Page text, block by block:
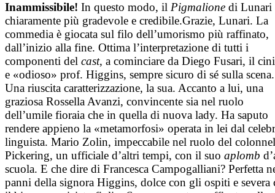
Inammissibile! In questo modo, il Pigmalione di Lunari
chiaramente più gradevole e credibile.Grazie, Lunari. La
commedia è giocata sul filo dell’umorismo più raffinato,
dall’inizio alla fine. Ottima l’interpretazione di tutti i
componenti del cast, a cominciare da Diego Fusari, il
e «odioso» prof. Higgins, sempre sicuro di sé sulla scena.
Una riuscita caratterizzazione, la sua. Accanto a lui, una
graziosa Rossella Avanzi, convincente sia nel ruolo
dell’umile fioraia che in quella di nuova lady. Ha saputo
rendere appieno la «metamorfosi» operata in lei dal
linguista. Mario Zolin, impeccabile nel ruolo del
Pickering, un ufficiale d’altri tempi, con il suo aplomb
scuola. E che dire di Francesca Campogalliani? Perfetta
panni della signora Higgins, dolce con gli ospiti e severa